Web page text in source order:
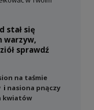
stał się
warzyw,
sprawdź
na taśmie
i nasiona pnączy
kwiatów